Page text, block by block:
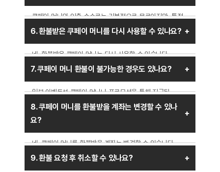
쿠페이 머니의 인출 수수료는 기본적으로 무료이지만, 특정
조건(예: 일정 기간 내 빈번한 인출)에서는 수수료가 부과될
확인하는 것이 좋습니다.
6. 환불받은 쿠페이 머니를 다시 사용할 수 있나요?
네, 환불받은 쿠페이 머니는 다시 사용할 수 있습니다.
환불된 금액은 자동으로 쿠페이 머니 잔액으로 복원되며,
7. 쿠페이 머니 환불이 불가능한 경우도 있나요?
일부 이벤트성 쿠페이 머니나 프로모션을 통해 지급된
금액은 환불이 불가능할 수 있습니다. 또한, 특정 상품권
8. 쿠페이 머니를 환불받을 계좌는 변경할 수 있나
요?
네, 쿠페이 머니를 환불받을 계좌는 변경할 수 있습니다.
계좌 변경은 쿠팡 앱에서 ‘내 계좌 관리’에서 가능하며, 변경
9. 환불 요청 후 취소할 수 있나요?